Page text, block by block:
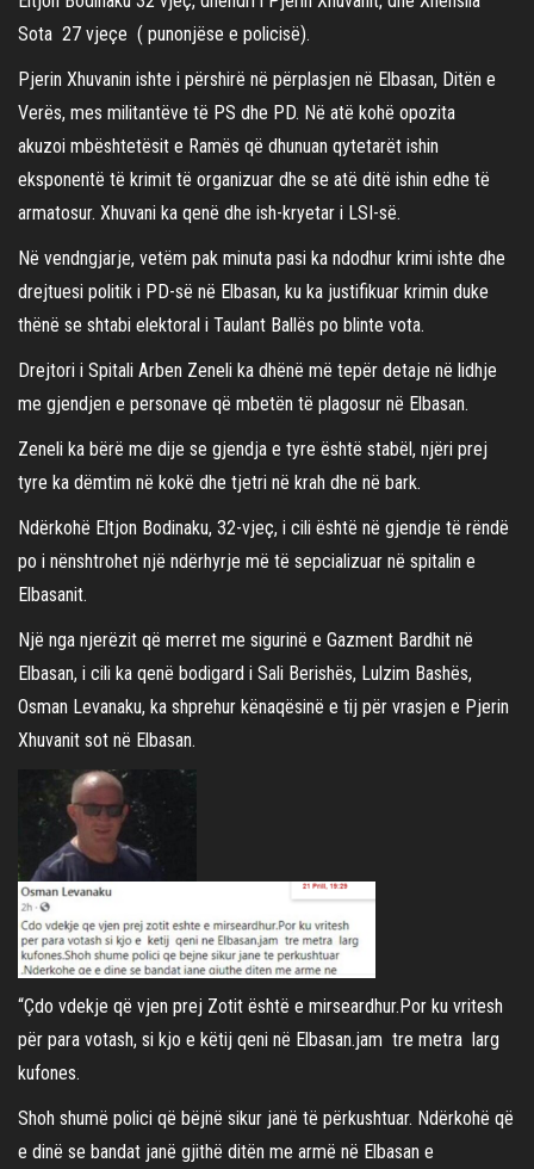
Sota 27 vjeçe ( punonjëse e policisë).
Pjerin Xhuvanin ishte i përshirë në përplasjen në Elbasan, Ditën e
Verës, mes militantëve të PS dhe PD. Në atë kohë opozita
akuzoi mbështetësit e Ramës që dhunuan qytetarët ishin
eksponentë të krimit të organizuar dhe se atë ditë ishin edhe të
armatosur. Xhuvani ka qenë dhe ish-kryetar i LSI-së.
Në vendngjarje, vetëm pak minuta pasi ka ndodhur krimi ishte dhe
drejtuesi politik i PD-së në Elbasan, ku ka justifikuar krimin duke
thënë se shtabi elektoral i Taulant Ballës po blinte vota.
Drejtori i Spitali Arben Zeneli ka dhënë më tepër detaje në lidhje
me gjendjen e personave që mbetën të plagosur në Elbasan.
Zeneli ka bërë me dije se gjendja e tyre është stabël, njëri prej
tyre ka dëmtim në kokë dhe tjetri në krah dhe në bark.
Ndërkohë Eltjon Bodinaku, 32-vjeç, i cili është në gjendje të rëndë
po i nënshtrohet një ndërhyrje më të sepcializuar në spitalin e
Elbasanit.
Një nga njerëzit që merret me sigurinë e Gazment Bardhit në
Elbasan, i cili ka qenë bodigard i Sali Berishës, Lulzim Bashës,
Osman Levanaku, ka shprehur kënaqësinë e tij për vrasjen e Pjerin
Xhuvanit sot në Elbasan.
“Çdo vdekje që vjen prej Zotit është e mirseardhur.Por ku vritesh
për para votash, si kjo e këtij qeni në Elbasan.jam tre metra larg
kufones.
Shoh shumë polici që bëjnë sikur janë të përkushtuar. Ndërkohë që
e dinë se bandat janë gjithë ditën me armë në Elbasan e